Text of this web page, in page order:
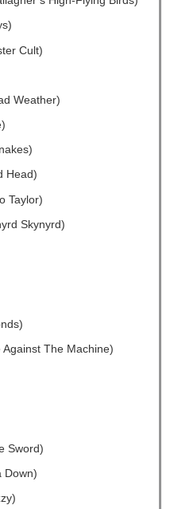
Cult)
Weather)
Head)
Taylor)
Skynyrd)
Against The Machine)
Sword)
Down)